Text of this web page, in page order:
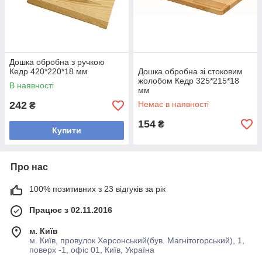
Дошка обробна з ручкою
Кедр 420*220*18 мм
В наявності
242 ₴
Купити
Дошка обробна зі стоковим
жолобом Кедр 325*215*18
мм
Немає в наявності
154 ₴
Про нас
100% позитивних з 23 відгуків за рік
Працює з 02.11.2016
м. Київ
м. Київ, провулок Херсонський(був. Магнітогорський), 1,
поверх -1, офіс 01, Київ, Україна